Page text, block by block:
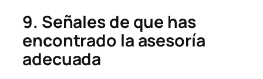
9. Señales de que has
encontrado la asesoría
adecuada